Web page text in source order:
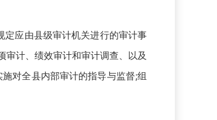
定应由县级审计机关进行的审计事
计、绩效审计和审计调查、以及
对全县内部审计的指导与监督;组